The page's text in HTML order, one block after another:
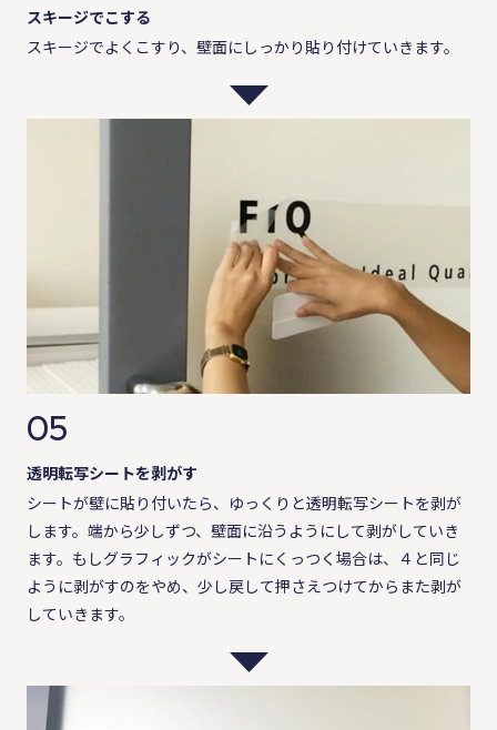
スキージでこする
スキージでよくこすり、壁面にしっかり貼り付けていきます。
05
透明転写シートを剥がす
シートが壁に貼り付いたら、ゆっくりと透明転写シートを剥が
します。端から少しずつ、壁面に沿うようにして剥がしていき
ます。もしグラフィックがシートにくっつく場合は、４と同じ
ように剥がすのをやめ、少し戻して押さえつけてからまた剥が
していきます。